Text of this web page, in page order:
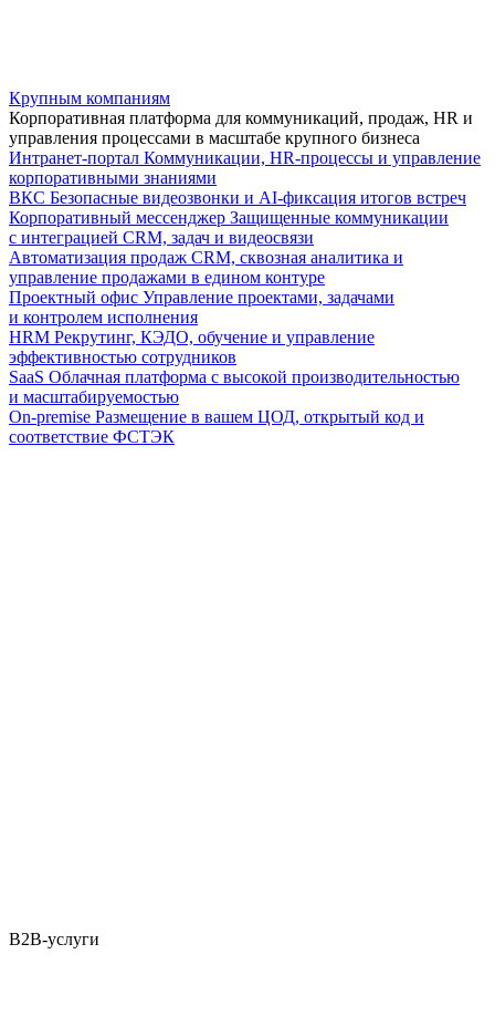
Крупным компаниям
Корпоративная платформа для коммуникаций, продаж, HR и
управления процессами в масштабе крупного бизнеса
Интранет-портал Коммуникации, HR-процессы и управление
корпоративными знаниями
ВКС Безопасные видеозвонки и AI-фиксация итогов встреч
Корпоративный мессенджер Защищенные коммуникации
с интеграцией CRM, задач и видеосвязи
Автоматизация продаж CRM, сквозная аналитика и
управление продажами в едином контуре
Проектный офис Управление проектами, задачами
и контролем исполнения
HRM Рекрутинг, КЭДО, обучение и управление
эффективностью сотрудников
SaaS Облачная платформа с высокой производительностью
и масштабируемостью
On-premise Размещение в вашем ЦОД, открытый код и
соответствие ФСТЭК
B2B-услуги